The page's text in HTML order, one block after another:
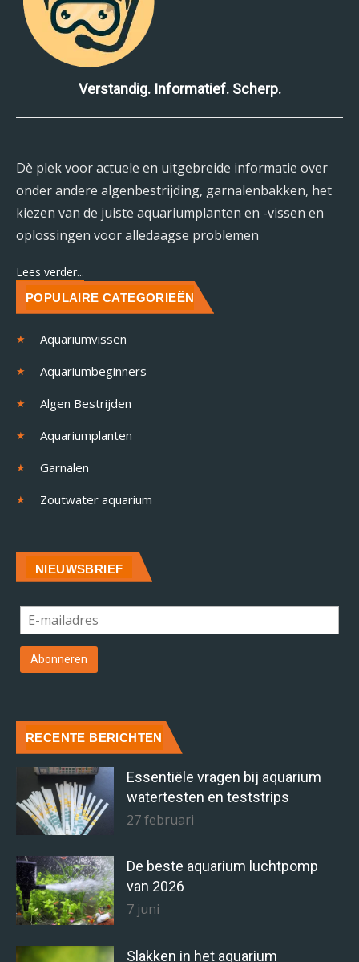
Verstandig. Informatief. Scherp.
Dè plek voor actuele en uitgebreide informatie over
onder andere algenbestrijding, garnalenbakken, het
kiezen van de juiste aquariumplanten en -vissen en
oplossingen voor alledaagse problemen
Lees verder...
POPULAIRE CATEGORIEËN
Aquariumvissen
Aquariumbeginners
Algen Bestrijden
Aquariumplanten
Garnalen
Zoutwater aquarium
NIEUWSBRIEF
RECENTE BERICHTEN
Essentiële vragen bij aquarium
watertesten en teststrips
27 februari
De beste aquarium luchtpomp
van 2026
7 juni
Slakken in het aquarium